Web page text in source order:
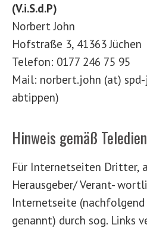
(V.i.S.d.P)
Norbert John
Hofstraße 3, 41363 Jüchen
Telefon: 0177 246 75 95
Mail: norbert.john (at)
abtippen)
Hinweis gemäß
Für Internetseiten Dritter,
Herausgeber/ Verant-
Internetseite (nachfolgend
genannt) durch sog. Links